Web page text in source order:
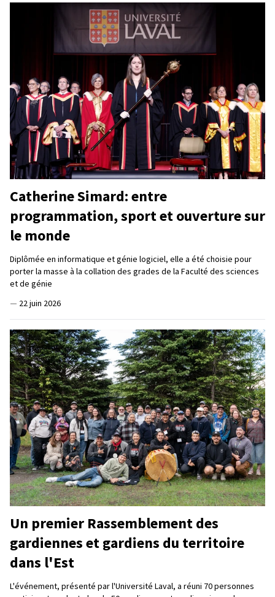
Catherine Simard: entre
programmation, sport et ouverture sur
le monde
Diplômée en informatique et génie logiciel, elle a été choisie pour
porter la masse à la collation des grades de la Faculté des sciences
et de génie
— 22 juin 2026
Un premier Rassemblement des
gardiennes et gardiens du territoire
dans l'Est
L'événement, présenté par l'Université Laval, a réuni 70 personnes